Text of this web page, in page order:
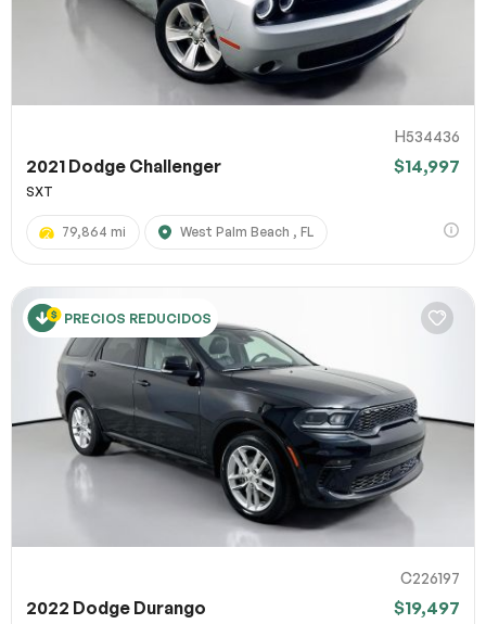
H534436
2021 Dodge Challenger $14,997
SXT
79,864 mi West Palm Beach , FL
PRECIOS REDUCIDOS
C226197
2022 Dodge Durango $19,497